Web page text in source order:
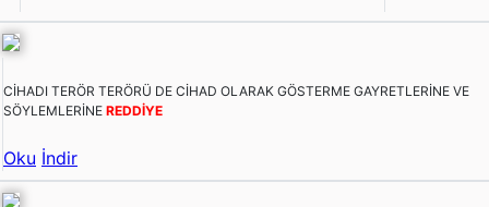
CİHADI TERÖR TERÖRÜ DE CİHAD OLARAK GÖSTERME GAYRETLERİNE VE
SÖYLEMLERİNE REDDİYE
Oku İndir